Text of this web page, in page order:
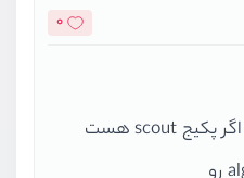
0
داخل فایل composer.json اگر پکیج scout هست